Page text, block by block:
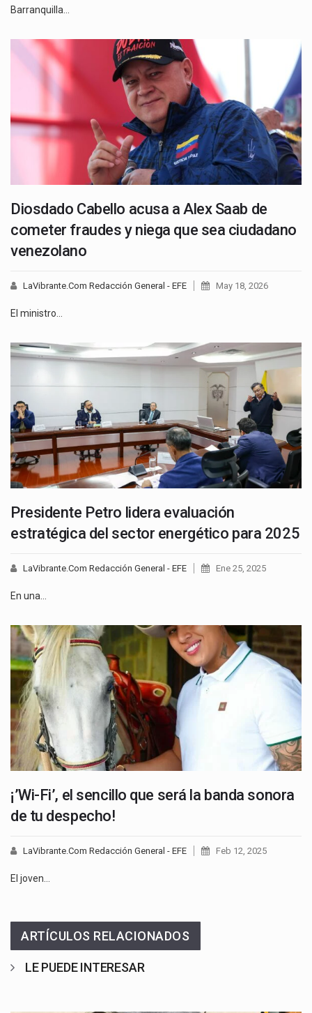
Barranquilla…
Diosdado Cabello acusa a Alex Saab de
cometer fraudes y niega que sea ciudadano
venezolano
LaVibrante.Com Redacción General - EFE May 18, 2026
El ministro…
Presidente Petro lidera evaluación
estratégica del sector energético para 2025
LaVibrante.Com Redacción General - EFE Ene 25, 2025
En una…
¡’Wi-Fi’, el sencillo que será la banda sonora
de tu despecho!
LaVibrante.Com Redacción General - EFE Feb 12, 2025
El joven…
ARTÍCULOS RELACIONADOS
LE PUEDE INTERESAR